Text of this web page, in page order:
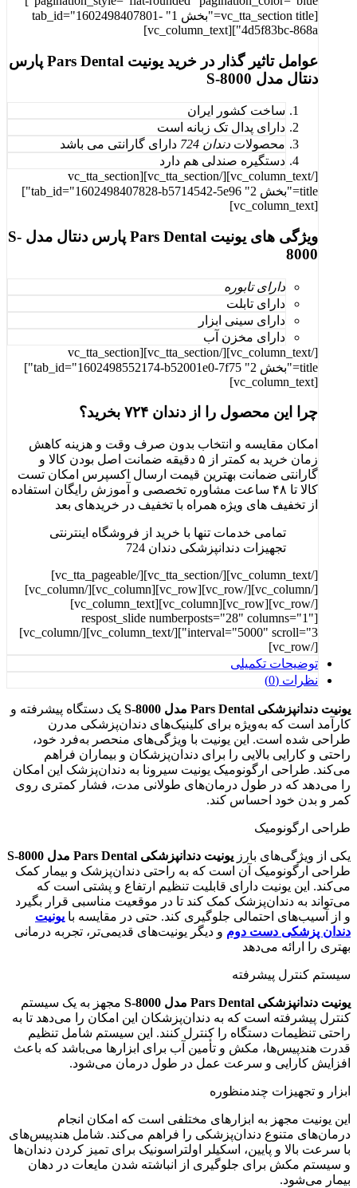
[vc_tta_section title="بخش 1" tab_id="1602498407801-
4d5f83bc-868a"][vc_column_text]
عوامل تاثیر گذار در خرید یونیت Pars Dental پارس
دنتال مدل S-8000
ساخت کشور ایران
دارای پدال تک زبانه است
محصولات دندان 724
دارای گارانتی می باشد
دستگیره صندلی هم دارد
[/vc_column_text][/vc_tta_section][vc_tta_section
title="بخش 2" tab_id="1602498407828-b5714542-5e96"]
[vc_column_text]
ویژگی های یونیت Pars Dental پارس دنتال مدل S-
8000
دارای تابوره
دارای تابلت
دارای سینی ابزار
دارای مخزن آب
[/vc_column_text][/vc_tta_section][vc_tta_section
title="بخش 2" tab_id="1602498552174-b52001e0-7f75"]
[vc_column_text]
چرا این محصول را از دندان ۷۲۴ بخرید؟
امکان مقایسه و انتخاب بدون صرف وقت و هزینه کاهش
زمان خرید به کمتر از ۵ دقیقه ضمانت اصل بودن کالا و
گارانتی ضمانت بهترین قیمت ارسال اکسپرس امکان تست
کالا تا ۴۸ ساعت مشاوره تخصصی و آموزش رایگان استفاده
از تخفیف های ویژه همراه با تخفیف در خرید‌های بعد
تمامی خدمات تنها با خرید از فروشگاه اینترنتی
تجهیزات دندانپزشکی دندان 724
[/vc_column_text][/vc_tta_section][/vc_tta_pageable]
[/vc_column][/vc_row][vc_row][vc_column][/vc_column]
[/vc_row][vc_row][vc_column][vc_column_text]
[respost_slide numberposts="28" columns="1"
interval="5000" scroll="3"][/vc_column_text][/vc_column]
[/vc_row]
توضیحات تکمیلی
نظرات (0)
یونیت دندانپزشکی مدل
یک دستگاه پیشرفته و
کارآمد است که به‌ویژه برای کلینیک‌های دندان‌پزشکی مدرن
طراحی شده است. این یونیت با ویژگی‌های منحصر به‌فرد خود،
راحتی و کارایی بالایی را برای دندان‌پزشکان و بیماران فراهم
می‌کند. طراحی ارگونومیک یونیت سیرونا به دندان‌پزشک این امکان
را می‌دهد که در طول درمان‌های طولانی مدت، فشار کمتری روی
کمر و بدن خود احساس کند.
طراحی ارگونومیک
یکی از ویژگی‌های بارز یونیت دندانپزشکی Pars Dental مدل S-8000
طراحی ارگونومیک آن است که به راحتی دندان‌پزشک و بیمار کمک
می‌کند. این یونیت دارای قابلیت تنظیم ارتفاع و پشتی است که
می‌تواند به دندان‌پزشک کمک کند تا در موقعیت مناسبی قرار بگیرد
و از آسیب‌های احتمالی جلوگیری کند. حتی در مقایسه با یونیت
دندان پزشکی دست دوم و دیگر یونیت‌های قدیمی‌تر، تجربه درمانی
بهتری را ارائه می‌دهد
سیستم کنترل پیشرفته
یونیت دندانپزشکی Pars Dental مدل S-8000 مجهز به یک سیستم
کنترل پیشرفته است که به دندان‌پزشکان این امکان را می‌دهد تا به
راحتی تنظیمات دستگاه را کنترل کنند. این سیستم شامل تنظیم
قدرت هندپیس‌ها، مکش و تأمین آب برای ابزارها می‌باشد که باعث
افزایش کارایی و سرعت عمل در طول درمان می‌شود.
ابزار و تجهیزات چندمنظوره
این یونیت مجهز به ابزارهای مختلفی است که امکان انجام
درمان‌های متنوع دندان‌پزشکی را فراهم می‌کند. شامل هندپیس‌های
با سرعت بالا و پایین، اسکیلر اولتراسونیک برای تمیز کردن دندان‌ها
و سیستم مکش برای جلوگیری از انباشته شدن مایعات در دهان
بیمار می‌شود.